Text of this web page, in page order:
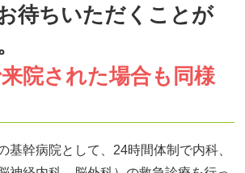
待ちいただくことが
院された場合も同様
基幹病院として、24時間体制で内科、